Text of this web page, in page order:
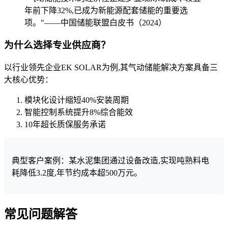
年前下降32%,已成为新能源配套储能的重要选
项。"——中国储能联盟白皮书（2024）
为什么选择专业供应商？
以行业领先企业EK SOLAR为例,其气动储能解决方案具备三
大核心优势：
模块化设计缩短40%安装周期
智能控制系统提升8%综合能效
10年超长质保服务承诺
典型客户案例：某水泥集团通过设备改造,实现吨熟料电
耗降低3.2度,年节约成本超500万元。
常见问题解答